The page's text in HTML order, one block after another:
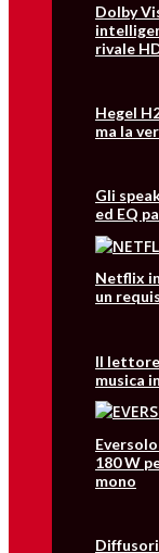
Dolby
rivale
Hegel
ma la
Gli
ed EQ
Netflix
un
Il lettore
musica
180 W
mono